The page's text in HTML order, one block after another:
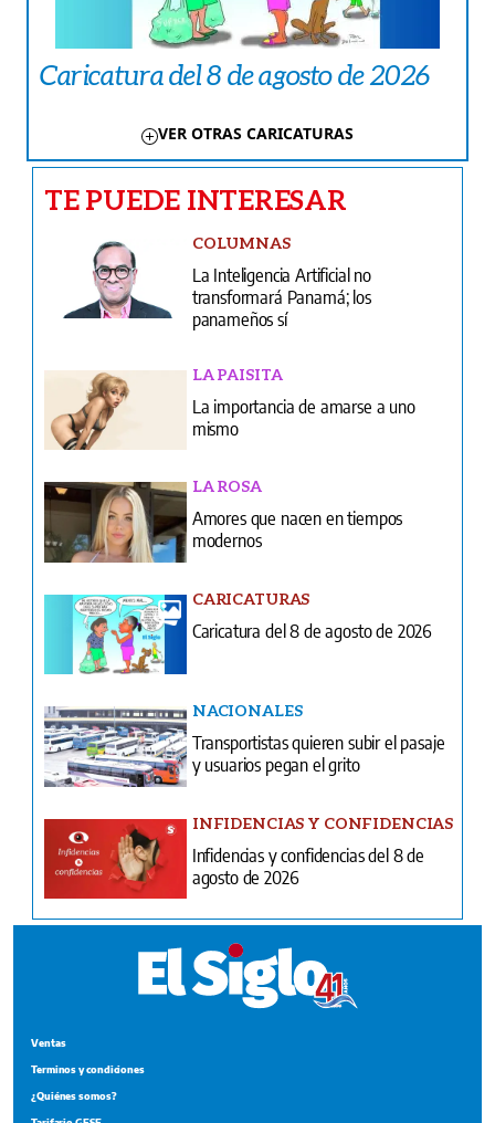
Caricatura del 8 de agosto de 2026
VER OTRAS CARICATURAS
TE PUEDE INTERESAR
COLUMNAS
La Inteligencia Artificial no
transformará Panamá; los
panameños sí
LA PAISITA
La importancia de amarse a uno
mismo
LA ROSA
Amores que nacen en tiempos
modernos
CARICATURAS
Caricatura del 8 de agosto de 2026
NACIONALES
Transportistas quieren subir el pasaje
y usuarios pegan el grito
INFIDENCIAS Y CONFIDENCIAS
Infidencias y confidencias del 8 de
agosto de 2026
Ventas
Terminos y condiciones
¿Quiénes somos?